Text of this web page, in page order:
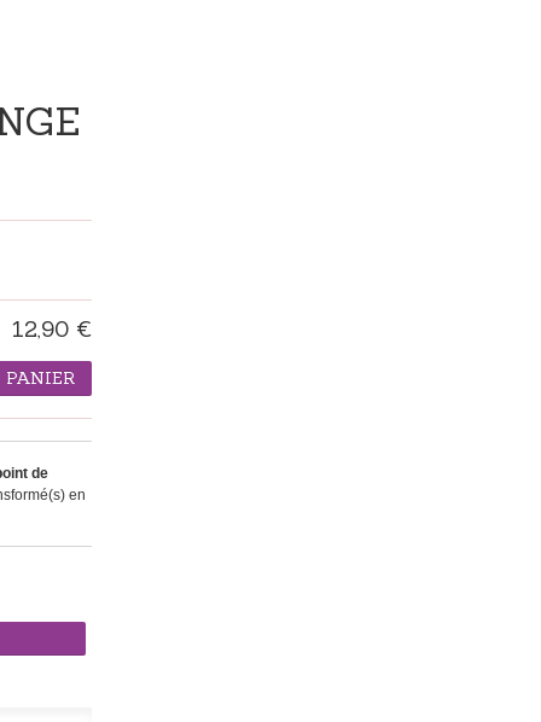
12,90 €
PANIER
de
en